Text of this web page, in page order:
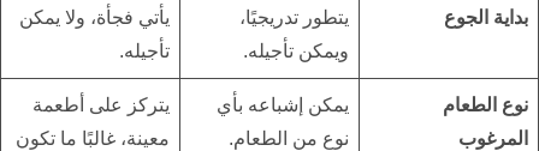
بداية الجوع
يتطور تدريجيًا،
ويمكن تأجيله.
يأتي فجأة، ولا يمكن
تأجيله.
نوع الطعام
المرغوب
يمكن إشباعه بأي
نوع من الطعام.
يتركز على أطعمة
معينة، غالبًا ما تكون